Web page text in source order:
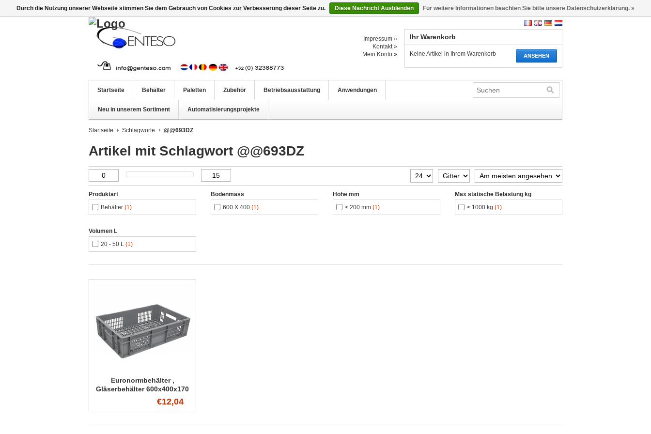
Impressum »
Kontakt »
Mein Konto »
Ihr Warenkorb
ANSEHEN
Keine Artikel in Ihrem Warenkorb
Startseite Behälter Paletten Zubehör Betriebsausstattung Anwendungen
Neu in unserem Sortiment Automatisierungsprojekte
Startseite Schlagworte @@693DZ
Artikel mit Schlagwort @@693DZ
Produktart
Behälter (1)
Bodenmass
600 X 400 (1)
Höhe mm
< 200 mm (1)
Max statische Belastung kg
< 1000 kg (1)
Volumen L
20 - 50 L (1)
Euronormbehälter ,
Gläserbehälter 600x400x170
durchbrochen€12,04
Durch die Nutzung unserer Webseite stimmen Sie dem Gebrauch von Cookies zur Verbesserung dieser Seite zu. Diese Nachricht Ausblenden Für weitere Informationen beachten Sie bitte unsere Datenschutzerklärung. »